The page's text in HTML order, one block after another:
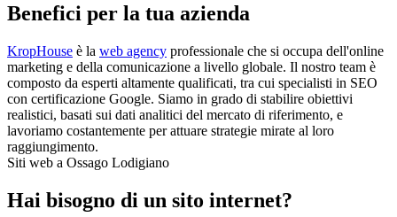
Benefici per la tua azienda
KropHouse è la web agency professionale che si occupa dell'online
marketing e della comunicazione a livello globale. Il nostro team è
composto da esperti altamente qualificati, tra cui specialisti in SEO
con certificazione Google. Siamo in grado di stabilire obiettivi
realistici, basati sui dati analitici del mercato di riferimento, e
lavoriamo costantemente per attuare strategie mirate al loro
raggiungimento.
Siti web a Ossago Lodigiano
Hai bisogno di un sito internet?